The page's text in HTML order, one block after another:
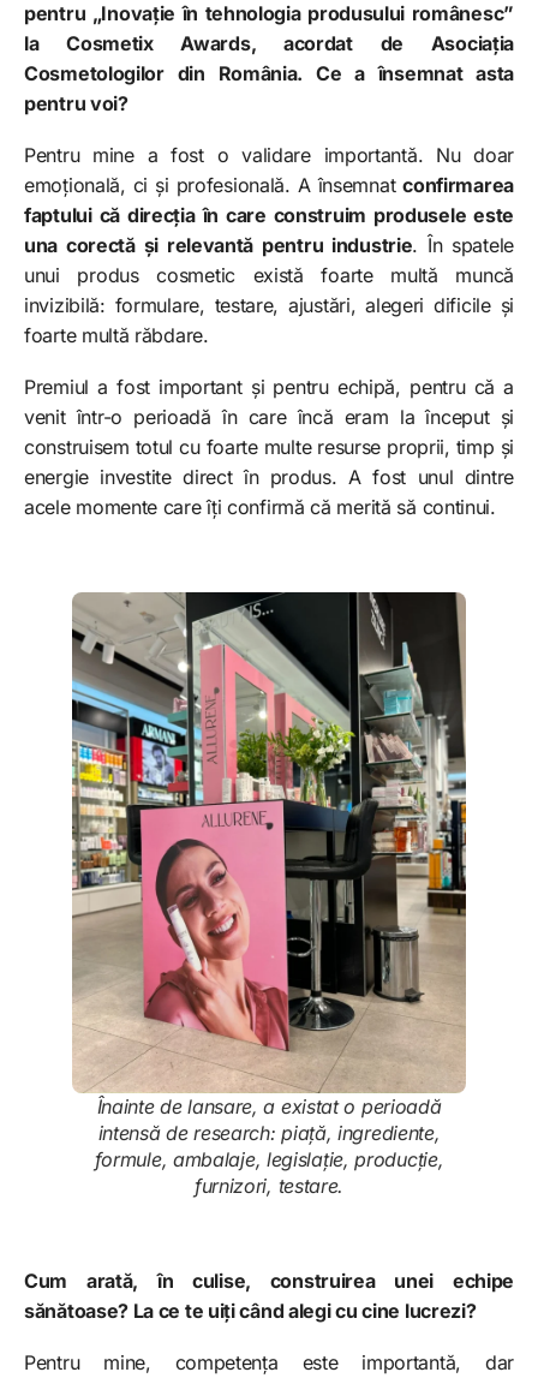
pentru „Inovație în tehnologia produsului românesc”
la Cosmetix Awards, acordat de Asociația
Cosmetologilor din România. Ce a însemnat asta
pentru voi?
Pentru mine a fost o validare importantă. Nu doar
emoțională, ci și profesională. A însemnatconfirmarea
faptului că direcția în care construim produsele este
una corectă și relevantă pentru industrie. În spatele
unui produs cosmetic există foarte multă muncă
invizibilă: formulare, testare, ajustări, alegeri dificile și
foarte multă răbdare.
Premiul a fost important și pentru echipă, pentru că a
venit într-o perioadă în care încă eram la început și
construisem totul cu foarte multe resurse proprii, timp și
energie investite direct în produs. A fost unul dintre
acele momente care îți confirmă că merită să continui.
Înainte de lansare, a existat o perioadă
intensă de research: piață, ingrediente,
formule, ambalaje, legislație, producție,
furnizori, testare.
Cum arată, în culise, construirea unei echipe
sănătoase? La ce te uiți când alegi cu cine lucrezi?
Pentru mine, competența este importantă, dar